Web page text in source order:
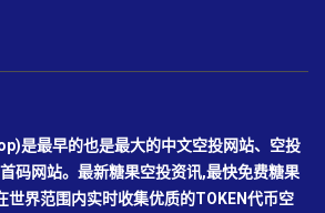
是最早的也是最大的中文空投网站、空投
码网站。最新糖果空投资讯,最快免费糖果
世界范围内实时收集优质的TOKEN代币空